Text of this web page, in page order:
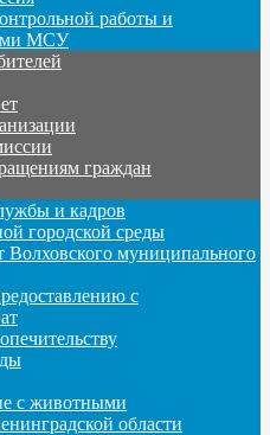
работы и
МСУ
граждан
и кадров
городской среды
муниципального
с
с животными
области